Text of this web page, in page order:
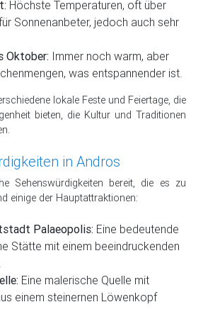
Höchste Temperaturen, oft über
Sonnenanbeter, jedoch auch sehr
Oktober: Immer noch warm, aber
was entspannender ist.
lokale Feste und Feiertage, die
bieten, die Kultur und Traditionen
in Andros
Sehenswürdigkeiten bereit, die es zu
einige der Hauptattraktionen:
Palaeopolis: Eine bedeutende
Stätte mit einem beeindruckenden
Eine malerische Quelle mit
einem steinernen Löwenkopf